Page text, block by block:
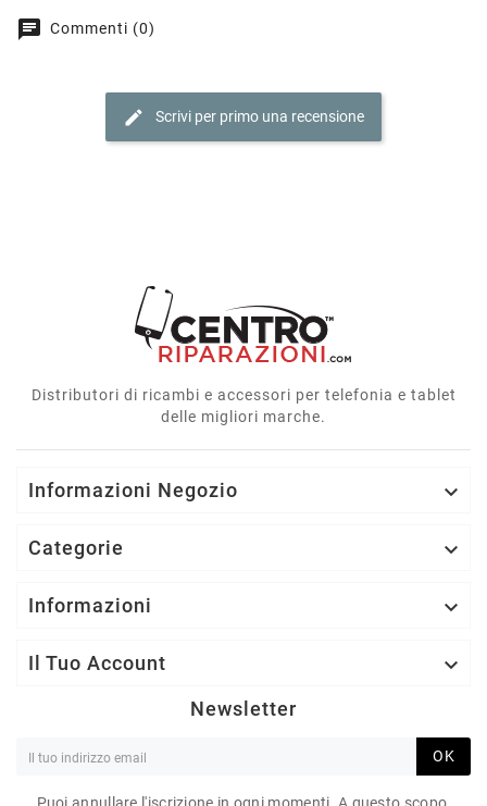
chat Commenti (0)
edit Scrivi per primo una recensione
Distributori di ricambi e accessori per telefonia e tablet
delle migliori marche.
Informazioni Negozio 
Categorie 
Informazioni 
Il Tuo Account 
Newsletter
OK